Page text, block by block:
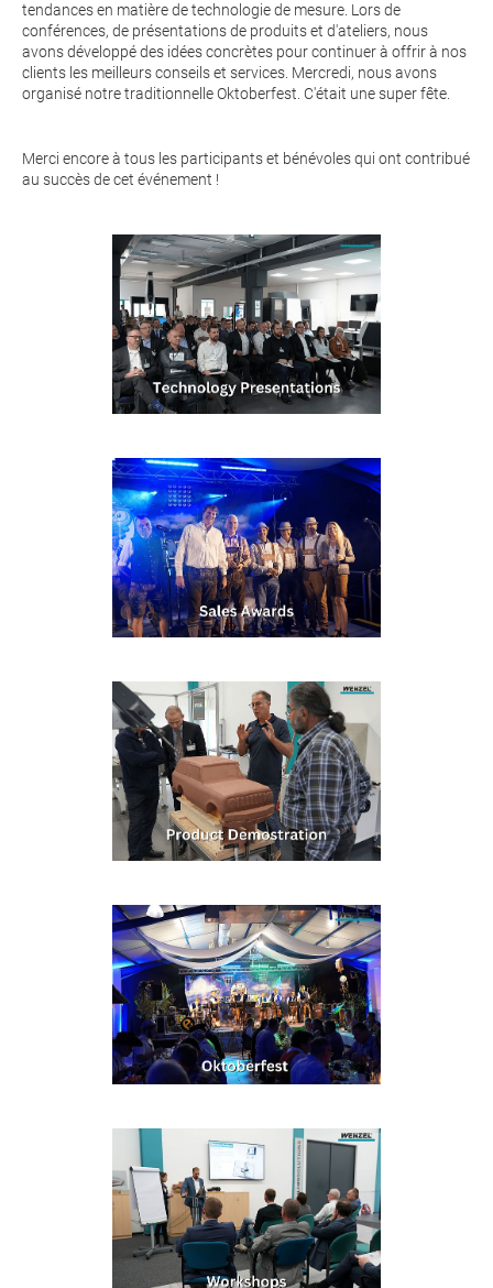
tendances en matière de technologie de mesure. Lors de
conférences, de présentations de produits et d'ateliers, nous
avons développé des idées concrètes pour continuer à offrir à nos
clients les meilleurs conseils et services. Mercredi, nous avons
organisé notre traditionnelle Oktoberfest. C'était une super fête.
Merci encore à tous les participants et bénévoles qui ont contribué
au succès de cet événement !